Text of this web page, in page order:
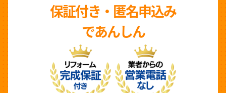
保証付き・匿名申込み
であんしん